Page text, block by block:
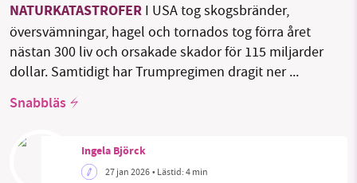
Sparade inlägg
Facebook Instagram
NATURKATASTROFER I USA tog skogsbränder,
översvämningar, hagel och tornados tog förra året
nästan 300 liv och orsakade skador för 115 miljarder
dollar. Samtidigt har Trumpregimen dragit ner ...
Snabbläs
Ingela Björck
27 jan 2026• Lästid:4 min